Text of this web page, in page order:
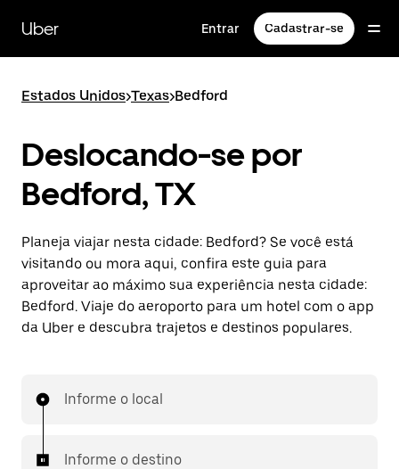
para
conteúdo
Uber Entrar Cadastrar-se
Estados Unidos>Texas>Bedford
Deslocando-se por
Bedford, TX
Planeja viajar nesta cidade: Bedford? Se você está
visitando ou mora aqui, confira este guia para
aproveitar ao máximo sua experiência nesta cidade:
Bedford. Viaje do aeroporto para um hotel com o app
da Uber e descubra trajetos e destinos populares.
Informe o local
Informe o destino